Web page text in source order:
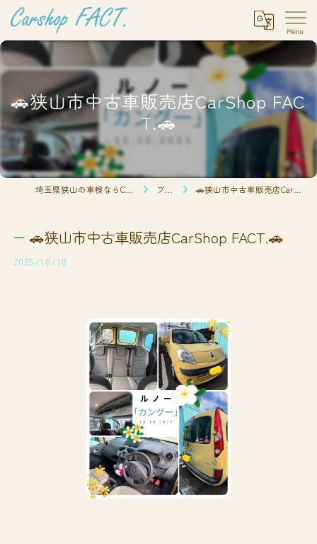
🚗狭山市中古車販売店CarShop FAC
T.🚗
ブログ 🚗狭山市中古車販売店CarShop FACT.🚗
🚗狭山市中古車販売店CarShop FACT.🚗
2025/10/10